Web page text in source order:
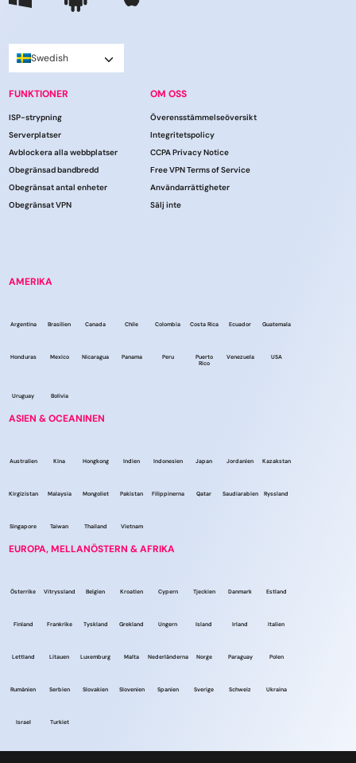
Swedish
FUNKTIONER
ISP-strypning
Serverplatser
Avblockera alla webbplatser
Obegränsad bandbredd
Obegränsat antal enheter
Obegränsat VPN
OM OSS
Överensstämmelseöversikt
Integritetspolicy
CCPA Privacy Notice
Free VPN Terms of Service
Användarrättigheter
Sälj inte
AMERIKA
Argentina Brasilien Canada Chile Colombia Costa Rica Ecuador Guatemala
Honduras Mexico Nicaragua Panama Peru
Puerto
Rico
Venezuela USA
Uruguay Bolivia
ASIEN & OCEANINEN
Australien Kina Hongkong Indien Indonesien Japan Jordanien Kazakstan
Kirgizistan Malaysia Mongoliet Pakistan Filippinerna Qatar Saudiarabien Ryssland
Singapore Taiwan Thailand Vietnam
EUROPA, MELLANÖSTERN & AFRIKA
Österrike Vitryssland Belgien Kroatien Cypern Tjeckien Danmark Estland
Finland Frankrike Tyskland Grekland Ungern Island Irland Italien
Lettland Litauen Luxemburg Malta Nederländerna Norge Paraguay Polen
Rumänien Serbien Slovakien Slovenien Spanien Sverige Schweiz Ukraina
Israel Turkiet